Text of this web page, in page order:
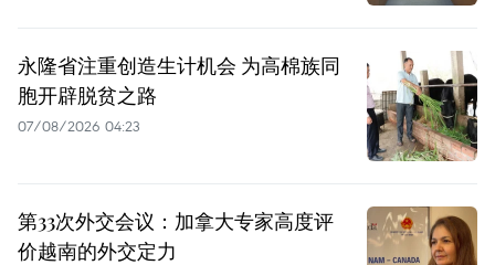
永隆省注重创造生计机会 为高棉族同
胞开辟脱贫之路
07/08/2026 04:23
第33次外交会议：加拿大专家高度评
价越南的外交定力